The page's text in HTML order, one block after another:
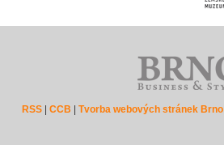
RSS |CCB |Tvorba webových stránek Brno